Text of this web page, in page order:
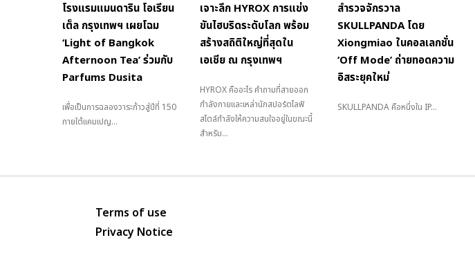
โรงแรมแมนดาริน โอเรียน
เต็ล กรุงเทพฯ เผยโฉม
‘Light of Bangkok
Afternoon Tea’ ร่วมกับ
Parfums Dusita
เพื่อเป็นการฉลองวาระก้าวสู่ปีที่ 150
ภายใต้แคมเปญ...
เจาะลึก HYROX การแข่ง
ขันไฮบริดระดับโลก พร้อม
สร้างสถิติใหญ่ที่สุดใน
เอเชีย ณ กรุงเทพฯ
HYROX คืออะไร คำถามที่สายออก
กำลังกายและเหล่านักสปอร์ตไลฟ์
สไตล์กำลังให้ความสนใจอยู่ในขณะนี้
สำหรับ...
สำรวจจักรวาล
SKULLPANDA โดย
Xiongmiao ในคอลเลกชั่น
‘Off Mode’ ถ่ายทอดความ
อิสระยุคใหม่
SKULLPANDA คือหนึ่งใน IP...
Terms of use
Privacy Notice